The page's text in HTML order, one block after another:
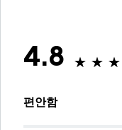
4.8
편안함